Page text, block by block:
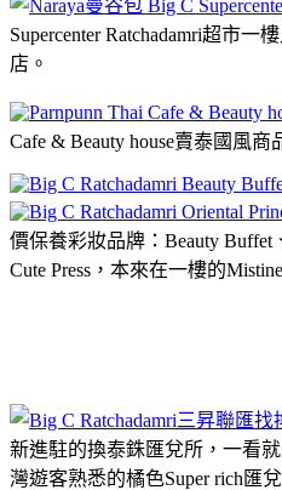
Supercenter Ratchadamri超市一
店。
Cafe & Beauty house賣泰國風商
價保養彩妝品牌：Beauty Buffet
Cute Press，本來在一樓的
新進駐的換泰銖匯兌所，一看
灣遊客熟悉的橘色Super rich匯